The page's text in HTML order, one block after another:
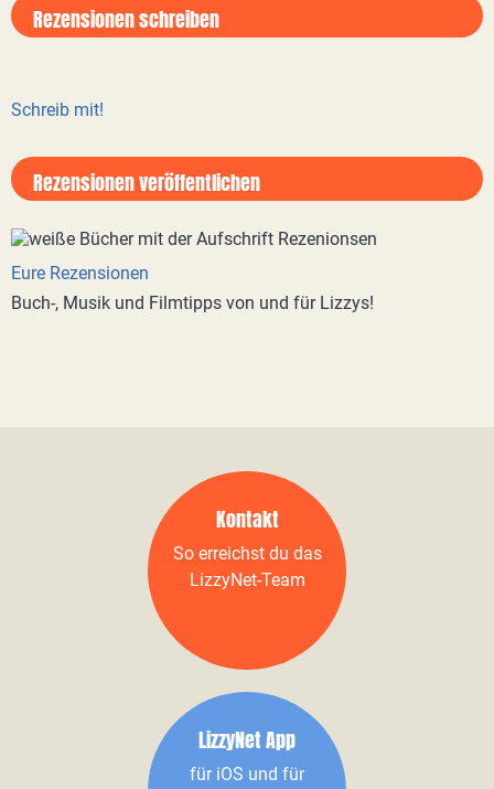
Rezensionen schreiben
Schreib mit!
Rezensionen veröffentlichen
Eure Rezensionen
Buch-, Musik und Filmtipps von und für Lizzys!
Kontakt
So erreichst du das
LizzyNet-Team
LizzyNet App
für iOS und für